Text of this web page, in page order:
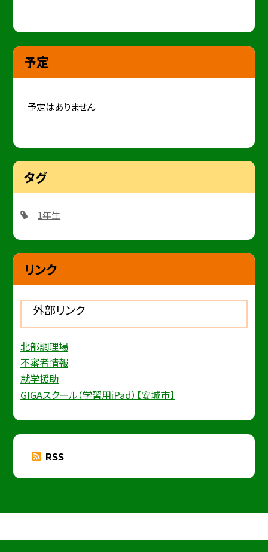
予定
予定はありません
タグ
1年生
リンク
外部リンク
北部調理場
不審者情報
就学援助
GIGAスクール（学習用iPad）【安城市】
RSS